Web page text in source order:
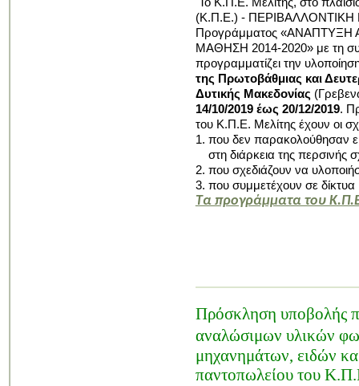
(Κ.Π.Ε.) - ΠΕΡΙΒΑΛΛΟΝΤΙΚΗ
Προγράμματος
ΜΑΘΗΣΗ 2014-2020» με τη
προγραμματίζει την
της Πρωτοβάθμιας και
Δυτικής Μακεδονίας
14/10/2019 έως 20/12/2019.
του Κ.Π.Ε. Μελίτης έχουν οι
1. που δεν παρακολούθησαν
στη διάρκεια της περσινής
2. που σχεδιάζουν να
3. που συμμετέχουν σε
Τα προγράμματα του
Πρόσκληση υποβολής
αναλώσιμων υλικών
μηχανημάτων, ειδών
παντοπωλείου του